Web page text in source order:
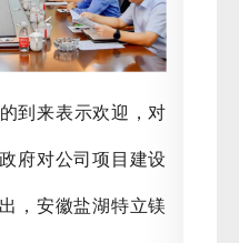
到来表示欢迎，对
府对公司项目建设
，安徽盐湖特立镁